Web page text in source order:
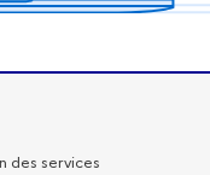
des services